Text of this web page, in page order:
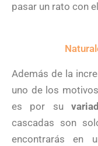
pasar un rato con
Además de la
uno de los
es por su
cascadas son
encontrarás en